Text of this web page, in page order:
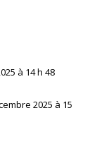
à 14 h 48
2025 à 15